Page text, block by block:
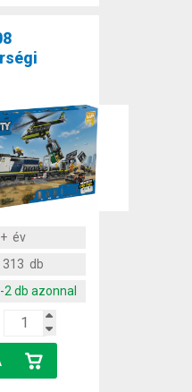
év
313 db
2 db azonnal